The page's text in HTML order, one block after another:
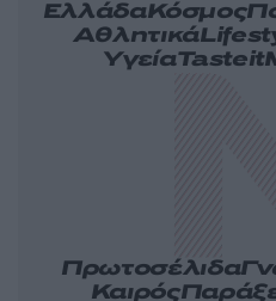
ΕλλάδαΚόσμος
Αθλητικά
ΥγείαTasteit
Πρωτοσέλιδα
Καιρός